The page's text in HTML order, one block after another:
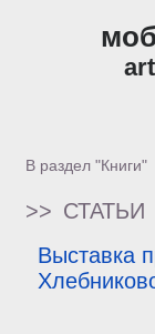
В раздел "Книги"
>> СТАТЬИ
Выставка